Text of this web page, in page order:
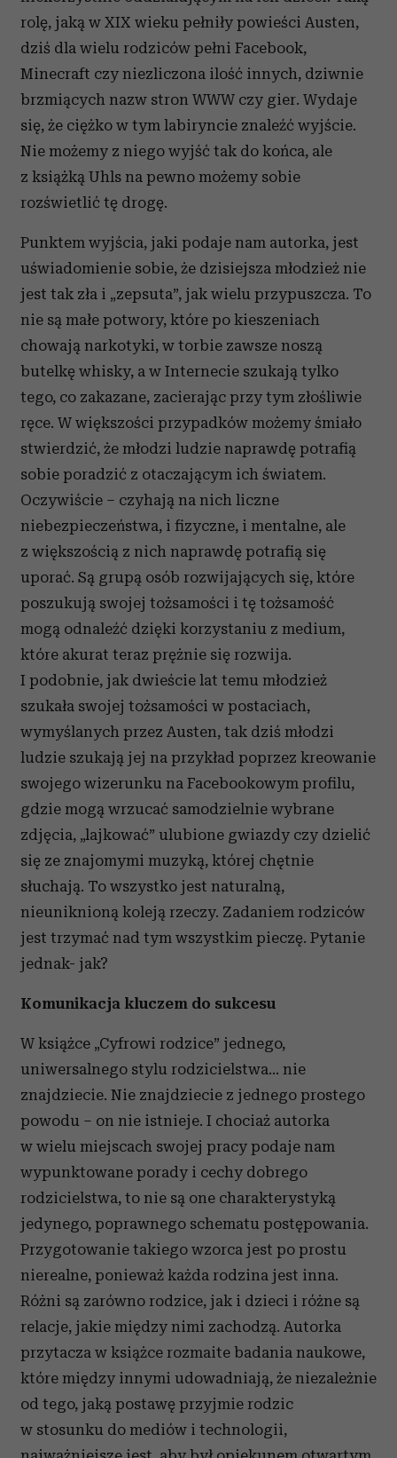
Partnerzy mogą połączyć te informacje z innymi danymi
otrzymanymi od Ciebie lub uzyskanymi podczas
rolę, jaką w XIX wieku pełniły powieści Austen,
dziś dla wielu rodziców pełni Facebook,
Minecraft czy niezliczona ilość innych, dziwnie
brzmiących nazw stron WWW czy gier. Wydaje
się, że ciężko w tym labiryncie znaleźć wyjście.
Nie możemy z niego wyjść tak do końca, ale
z książką Uhls na pewno możemy sobie
rozświetlić tę drogę.
Punktem wyjścia, jaki podaje nam autorka, jest
uświadomienie sobie, że dzisiejsza młodzież nie
jest tak zła i „zepsuta”, jak wielu przypuszcza. To
nie są małe potwory, które po kieszeniach
chowają narkotyki, w torbie zawsze noszą
butelkę whisky, a w Internecie szukają tylko
tego, co zakazane, zacierając przy tym złośliwie
ręce. W większości przypadków możemy śmiało
stwierdzić, że młodzi ludzie naprawdę potrafią
sobie poradzić z otaczającym ich światem.
Oczywiście – czyhają na nich liczne
niebezpieczeństwa, i fizyczne, i mentalne, ale
z większością z nich naprawdę potrafią się
uporać. Są grupą osób rozwijających się, które
poszukują swojej tożsamości i tę tożsamość
mogą odnaleźć dzięki korzystaniu z medium,
które akurat teraz prężnie się rozwija.
I podobnie, jak dwieście lat temu młodzież
szukała swojej tożsamości w postaciach,
wymyślanych przez Austen, tak dziś młodzi
ludzie szukają jej na przykład poprzez kreowanie
swojego wizerunku na Facebookowym profilu,
gdzie mogą wrzucać samodzielnie wybrane
zdjęcia, „lajkować” ulubione gwiazdy czy dzielić
się ze znajomymi muzyką, której chętnie
słuchają. To wszystko jest naturalną,
nieuniknioną koleją rzeczy. Zadaniem rodziców
jest trzymać nad tym wszystkim pieczę. Pytanie
jednak- jak?
Komunikacja kluczem do sukcesu
W książce „Cyfrowi rodzice” jednego,
uniwersalnego stylu rodzicielstwa… nie
znajdziecie. Nie znajdziecie z jednego prostego
powodu – on nie istnieje. I chociaż autorka
w wielu miejscach swojej pracy podaje nam
wypunktowane porady i cechy dobrego
rodzicielstwa, to nie są one charakterystyką
jedynego, poprawnego schematu postępowania.
Przygotowanie takiego wzorca jest po prostu
nierealne, ponieważ każda rodzina jest inna.
Różni są zarówno rodzice, jak i dzieci i różne są
relacje, jakie między nimi zachodzą. Autorka
przytacza w książce rozmaite badania naukowe,
które między innymi udowadniają, że niezależnie
od tego, jaką postawę przyjmie rodzic
w stosunku do mediów i technologii,